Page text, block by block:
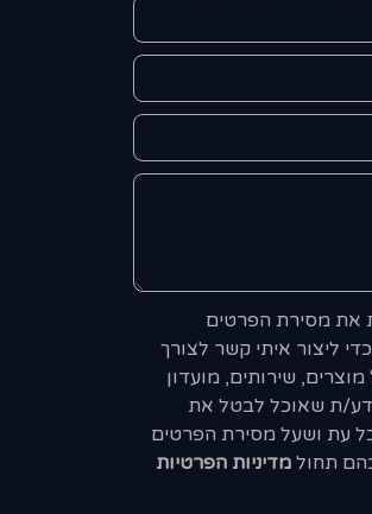
את מסירת הפרטים
ליצור איתי קשר לצורך
שירותים, מועדון
ת שאוכל לבטל את
עת ושעל מסירת הפרטים
תחולמדיניות הפרטיות